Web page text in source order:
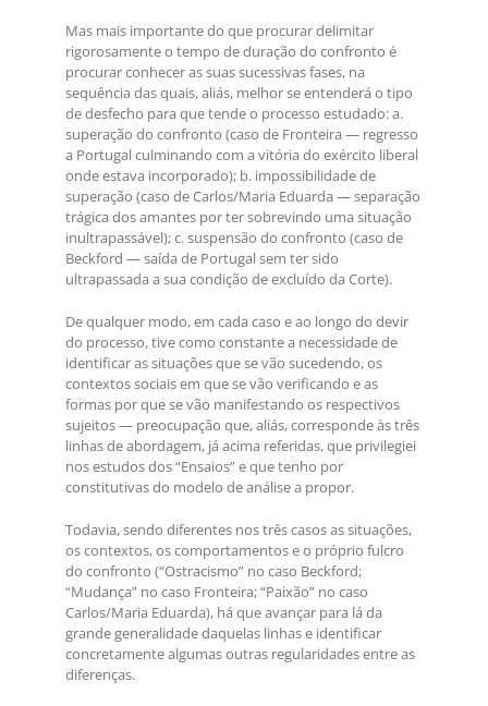
Mas mais importante do que procurar delimitar
rigorosamente o tempo de duração do confronto é
procurar conhecer as suas sucessivas fases, na
sequência das quais, aliás, melhor se entenderá o tipo
de desfecho para que tende o processo estudado: a.
superação do confronto (caso de Fronteira — regresso
a Portugal culminando com a vitória do exército liberal
onde estava incorporado); b. impossibilidade de
superação (caso de Carlos/Maria Eduarda — separação
trágica dos amantes por ter sobrevindo uma situação
inultrapassável); c. suspensão do confronto (caso de
Beckford — saída de Portugal sem ter sido
ultrapassada a sua condição de excluído da Corte).
De qualquer modo, em cada caso e ao longo do devir
do processo, tive como constante a necessidade de
identificar as situações que se vão sucedendo, os
contextos sociais em que se vão verificando e as
formas por que se vão manifestando os respectivos
sujeitos — preocupação que, aliás, corresponde às três
linhas de abordagem, já acima referidas, que privilegiei
nos estudos dos “Ensaios” e que tenho por
constitutivas do modelo de análise a propor.
Todavia, sendo diferentes nos três casos as situações,
os contextos, os comportamentos e o próprio fulcro
do confronto (“Ostracismo” no caso Beckford;
“Mudança” no caso Fronteira; “Paixão” no caso
Carlos/Maria Eduarda), há que avançar para lá da
grande generalidade daquelas linhas e identificar
concretamente algumas outras regularidades entre as
diferenças.